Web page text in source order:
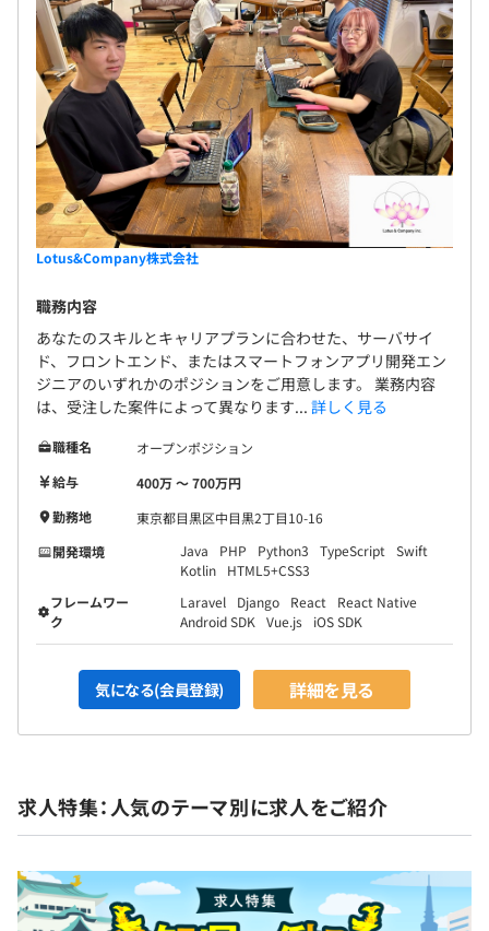
Lotus&Company株式会社
職務内容
あなたのスキルとキャリアプランに合わせた、サーバサイ
ド、フロントエンド、またはスマートフォンアプリ開発エン
ジニアのいずれかのポジションをご用意します。 業務内容
は、受注した案件によって異なります... 詳しく見る
職種名
オープンポジション
給与
400万 〜 700万円
勤務地
東京都目黒区中目黒2丁目10-16
開発環境
Java PHP Python3 TypeScript
Swift
Kotlin
HTML5+CSS3
フレームワー
ク
Laravel Django React
React Native
Android SDK
Vue.js iOS SDK
気になる(会員登録) 詳細を見る
求人特集：人気のテーマ別に求人をご紹介